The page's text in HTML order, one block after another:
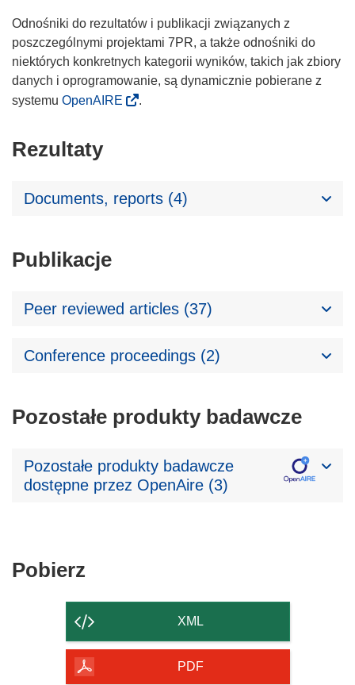
Odnośniki do rezultatów i publikacji związanych z
poszczególnymi projektami 7PR, a także odnośniki do
niektórych konkretnych kategorii wyników, takich jak zbiory
danych i oprogramowanie, są dynamicznie pobierane z
systemu OpenAIRE .
Rezultaty
Documents, reports (4)
Publikacje
Peer reviewed articles (37)
Conference proceedings (2)
Pozostałe produkty badawcze
Pozostałe produkty badawcze
dostępne przez OpenAire (3)
Pobierz
strony
XML
PDF